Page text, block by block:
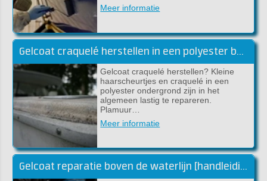
Meer informatie
Gelcoat craquelé herstellen in een polyester boot
Gelcoat craquelé herstellen? Kleine
haarscheurtjes en craquelé in een
polyester ondergrond zijn in het
algemeen lastig te repareren.
Plamuur…
Meer informatie
Gelcoat reparatie boven de waterlijn [handleiding]